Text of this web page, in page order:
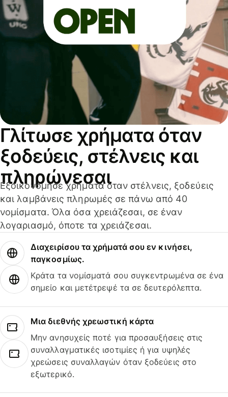
Γλίτωσε χρήματα όταν
ξοδεύεις, στέλνεις και
πληρώνεσαι
Εξοικονόμησε χρήματα όταν στέλνεις, ξοδεύεις
και λαμβάνεις πληρωμές σε πάνω από 40
νομίσματα. Όλα όσα χρειάζεσαι, σε έναν
λογαριασμό, όποτε τα χρειάζεσαι.
Διαχειρίσου τα χρήματά σου εν κινήσει,
παγκοσμίως.
Κράτα τα νομίσματά σου συγκεντρωμένα σε ένα
σημείο και μετέτρεψέ τα σε δευτερόλεπτα.
Μια διεθνής χρεωστική κάρτα
Μην ανησυχείς ποτέ για προσαυξήσεις στις
συναλλαγματικές ισοτιμίες ή για υψηλές
χρεώσεις συναλλαγών όταν ξοδεύεις στο
εξωτερικό.